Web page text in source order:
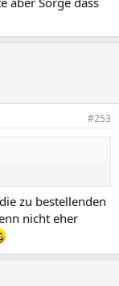
#253
zu bestellenden
nicht eher